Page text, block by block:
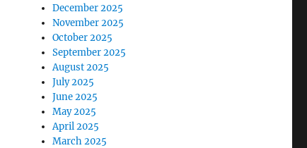
December 2025
November 2025
October 2025
September 2025
August 2025
July 2025
June 2025
May 2025
April 2025
March 2025